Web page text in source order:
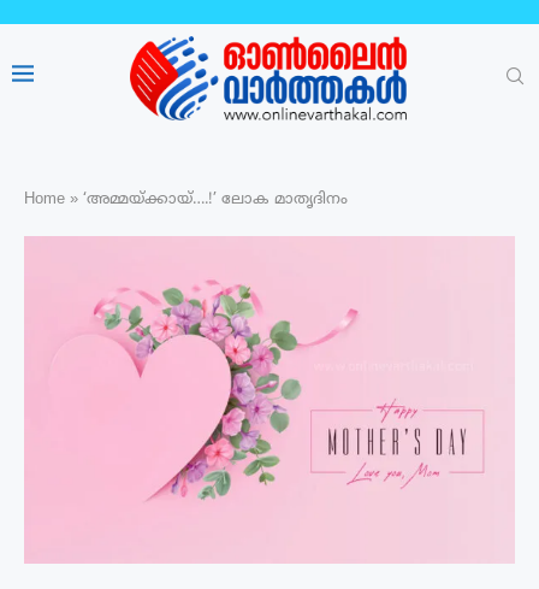
Home » ‘അമ്മയ്ക്കായ്….!’ ലോക മാതൃദിനം